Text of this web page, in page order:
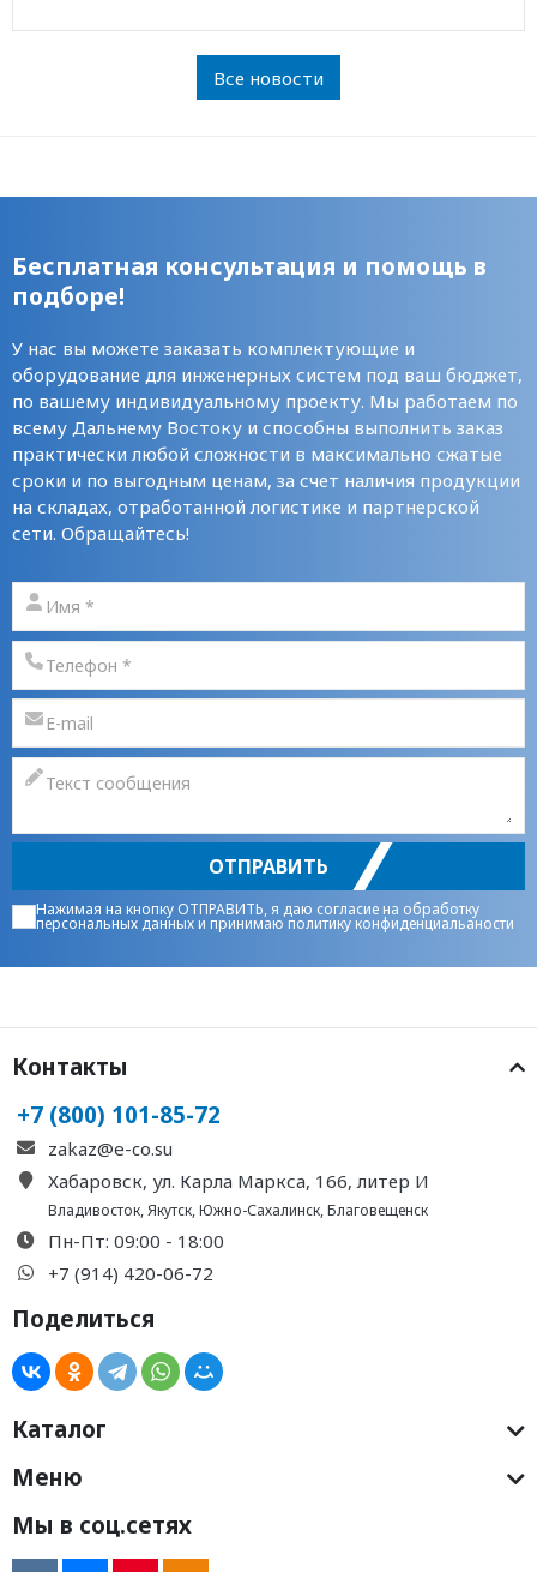
Все новости
Бесплатная консультация и помощь в
подборе!
У нас вы можете заказать комплектующие и
оборудование для инженерных систем под ваш бюджет,
по вашему индивидуальному проекту. Мы работаем по
всему Дальнему Востоку и способны выполнить заказ
практически любой сложности в максимально сжатые
сроки и по выгодным ценам, за счет наличия продукции
на складах, отработанной логистике и партнерской
сети. Обращайтесь!
ОТПРАВИТЬ
Нажимая на кнопку ОТПРАВИТЬ, я даю согласие на обработку
персональных данныхи принимаюполитику конфиденциальаности
Контакты
+7 (800) 101-85-72
zakaz@e-co.su
Хабаровск, ул. Карла Маркса, 166, литер И
Владивосток,Якутск,Южно-Сахалинск,Благовещенск
Пн-Пт: 09:00 - 18:00
+7 (914) 420-06-72
Поделиться
Каталог
Меню
Мы в соц.сетях